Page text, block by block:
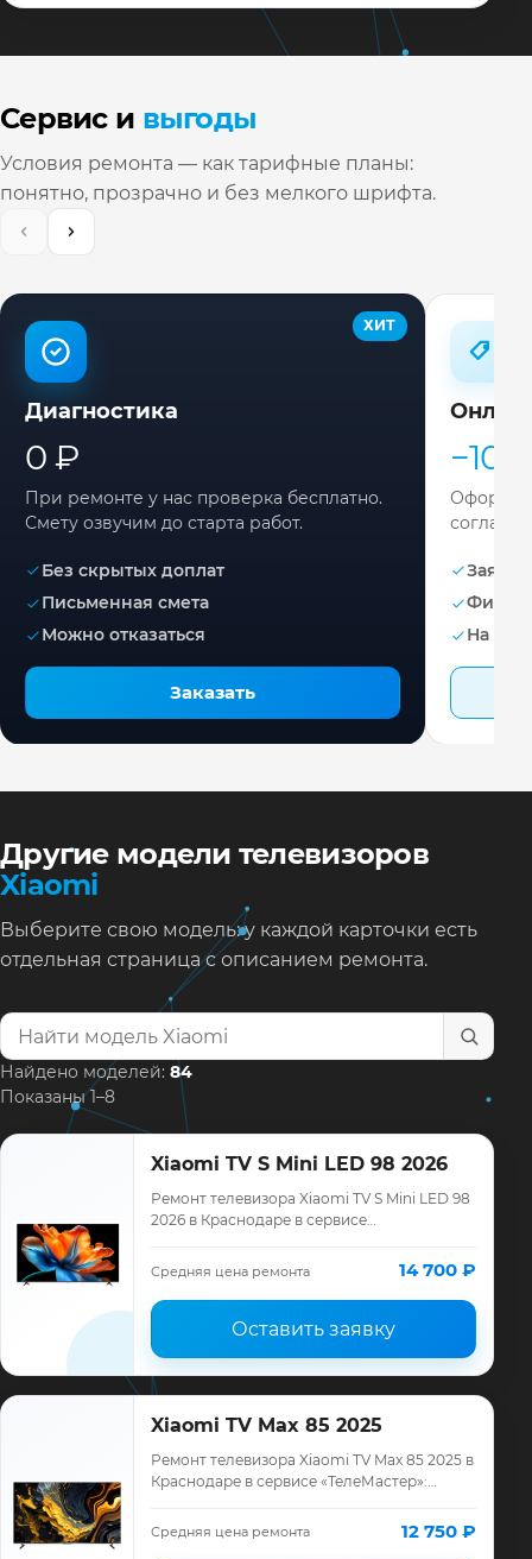
Сервис и выгоды
Условия ремонта — как тарифные планы:
понятно, прозрачно и без мелкого шрифта.
ХИТ
Диагностика
0 ₽
При ремонте у нас проверка бесплатно.
Смету озвучим до старта работ.
Без скрытых доплат
Письменная смета
Можно отказаться
Заказать
−10%
Заявка
На
Другие модели телевизоров
Xiaomi
Выберите свою модель: у каждой карточки есть
отдельная страница с описанием ремонта.
Найти модель телевизора
Найдено моделей: 84
Показаны 1–8
Xiaomi TV S Mini LED 98 2026
Ремонт телевизора Xiaomi TV S Mini LED 98
2026 в Краснодаре в сервисе
смета до ремонта, запчасти и гарантия до
12…
Средняя цена ремонта 14 700 ₽
Оставить заявку
Xiaomi TV Max 85 2025
Ремонт телевизора Xiaomi TV Max 85 2025 в
Краснодаре в сервисе «ТелеМастер»:
ремонта, запчасти и гарантия до 12
Средняя цена ремонта 12 750 ₽